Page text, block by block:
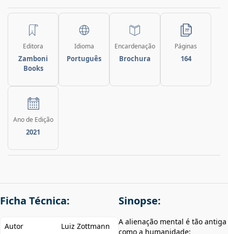
Editora
Zamboni
Books
Idioma
Português
Encardenação
Brochura
Páginas
164
Ano de Edição
2021
Ficha Técnica:
Autor Luiz Zottmann
Sinopse:
A alienação mental é tão antiga
como a humanidade;